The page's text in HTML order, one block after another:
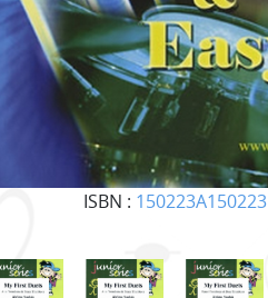
ISBN : 150223A150223